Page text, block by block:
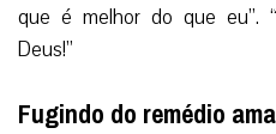
que é melhor do que eu”.
Deus!”
Fugindo do remédio